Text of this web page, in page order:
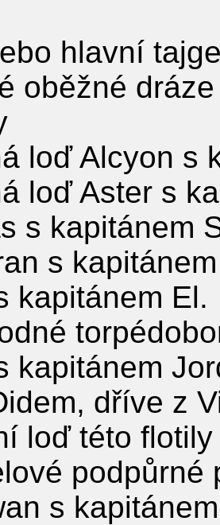
hlavní
oběžné
loď Alcyon s
loď Aster s
s kapitánem
s
kapitánem El.
kapitánem
dříve z
loď této
podpůrné
s